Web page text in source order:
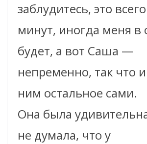
заблудитесь, это
минут, иногда меня в
будет, а вот Саша —
непременно, так что
ним остальное сами.
Она была
не думала, что у